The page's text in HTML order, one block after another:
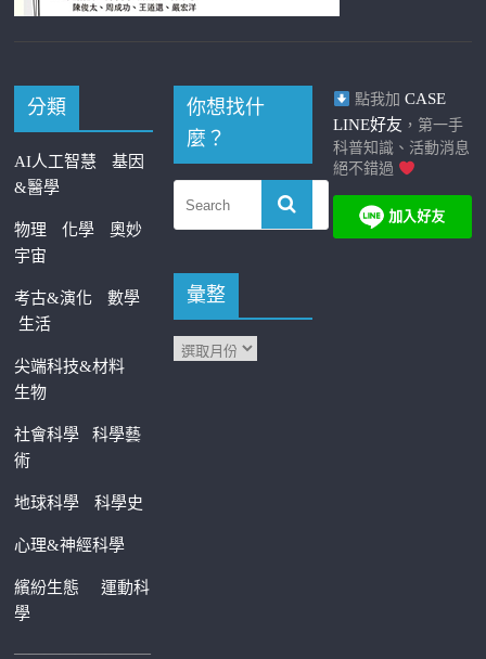
分類
AI人工智慧
基因
&醫學
物理 化學
奧妙
宇宙
考古&演化
數學
生活
尖端科技&材料
生物
社會科學科學藝
術
地球科學 科學史
心理&神經科學
繽紛生態運動科
學
—————————
你想找什
麼？
彙整
點我加 CASE
LINE好友 ，第一手
科普知識、活動消息
絕不錯過